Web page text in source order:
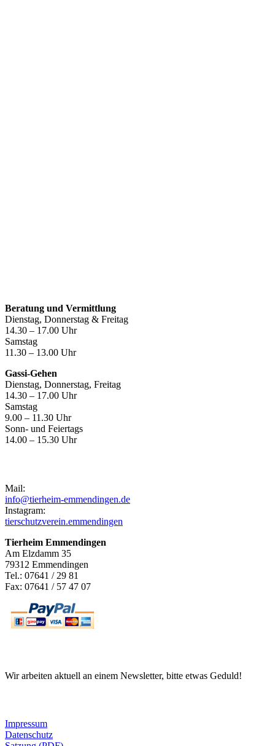
Beratung und Vermittlung
Dienstag, Donnerstag & Freitag
14.30 – 17.00 Uhr
Samstag
11.30 – 13.00 Uhr
Gassi-Gehen
Dienstag, Donnerstag, Freitag
14.30 – 17.00 Uhr
Samstag
9.00 – 11.30 Uhr
Sonn- und Feiertags
14.00 – 15.30 Uhr
Mail:
info@tierheim-emmendingen.de
Instagram:
tierschutzverein.emmendingen
Tierheim Emmendingen
Am Elzdamm 35
79312 Emmendingen
Tel.: 07641 / 29 81
Fax: 07641 / 57 47 07
Wir arbeiten aktuell an einem Newsletter, bitte etwas Geduld!
Impressum
Datenschutz